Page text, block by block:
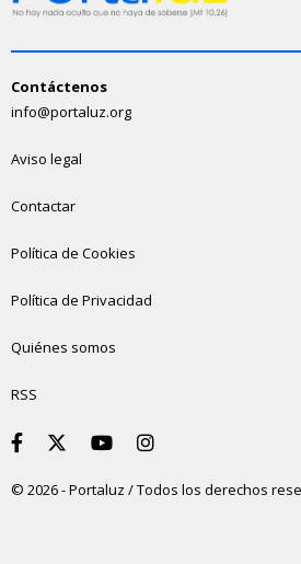
Contáctenos
info@portaluz.org
Aviso legal
Contactar
Política de Cookies
Política de Privacidad
Quiénes somos
RSS
© 2026 - Portaluz / Todos los derechos